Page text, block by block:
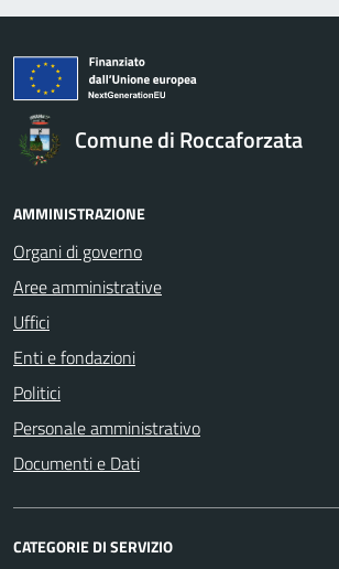
Comune di Roccaforzata
AMMINISTRAZIONE
Organi di governo
Aree amministrative
Uffici
Enti e fondazioni
Politici
Personale amministrativo
Documenti e Dati
CATEGORIE DI SERVIZIO